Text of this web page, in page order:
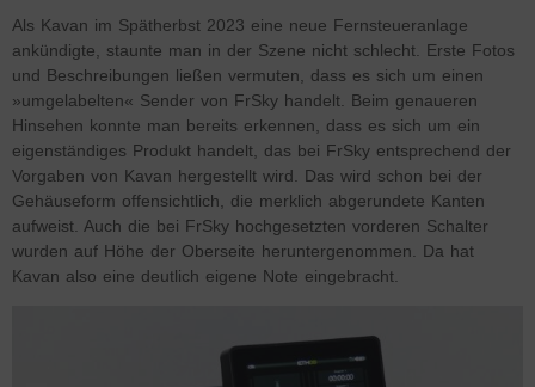
Als Kavan im Spätherbst 2023 eine neue Fernsteueranlage
ankündigte, staunte man in der Szene nicht schlecht. Erste Fotos
und Beschreibungen ließen vermuten, dass es sich um einen
»umgelabelten« Sender von FrSky handelt. Beim genaueren
Hinsehen konnte man bereits erkennen, dass es sich um ein
eigenständiges Produkt handelt, das bei FrSky entsprechend der
Vorgaben von Kavan hergestellt wird. Das wird schon bei der
Gehäuseform offensichtlich, die merklich abgerundete Kanten
aufweist. Auch die bei FrSky hochgesetzten vorderen Schalter
wurden auf Höhe der Oberseite heruntergenommen. Da hat
Kavan also eine deutlich eigene Note eingebracht.